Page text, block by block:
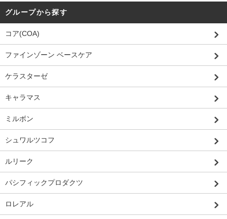
グループから探す
コア(COA)
ファインゾーン ベースケア
ケラスターゼ
キャラマス
ミルボン
シュワルツコフ
ルリーク
パシフィックプロダクツ
ロレアル